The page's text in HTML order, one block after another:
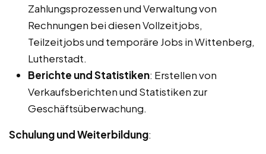
Zahlungsprozessen und Verwaltung von
Rechnungen bei diesen Vollzeitjobs,
Teilzeitjobs und temporäre Jobs in Wittenberg,
Lutherstadt.
Berichte und Statistiken: Erstellen von
Verkaufsberichten und Statistiken zur
Geschäftsüberwachung.
Schulung und Weiterbildung: